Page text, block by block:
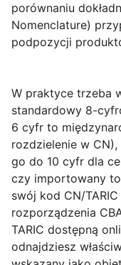
porównaniu
Nomenclature)
podpozycji
W praktyce trzeba
standardowy 8-
6 cyfr to
rozdzielenie w CN),
go do 10 cyfr dla
czy importowany
swój kod CN/
rozporządzenia
TARIC dostępną
odnajdziesz